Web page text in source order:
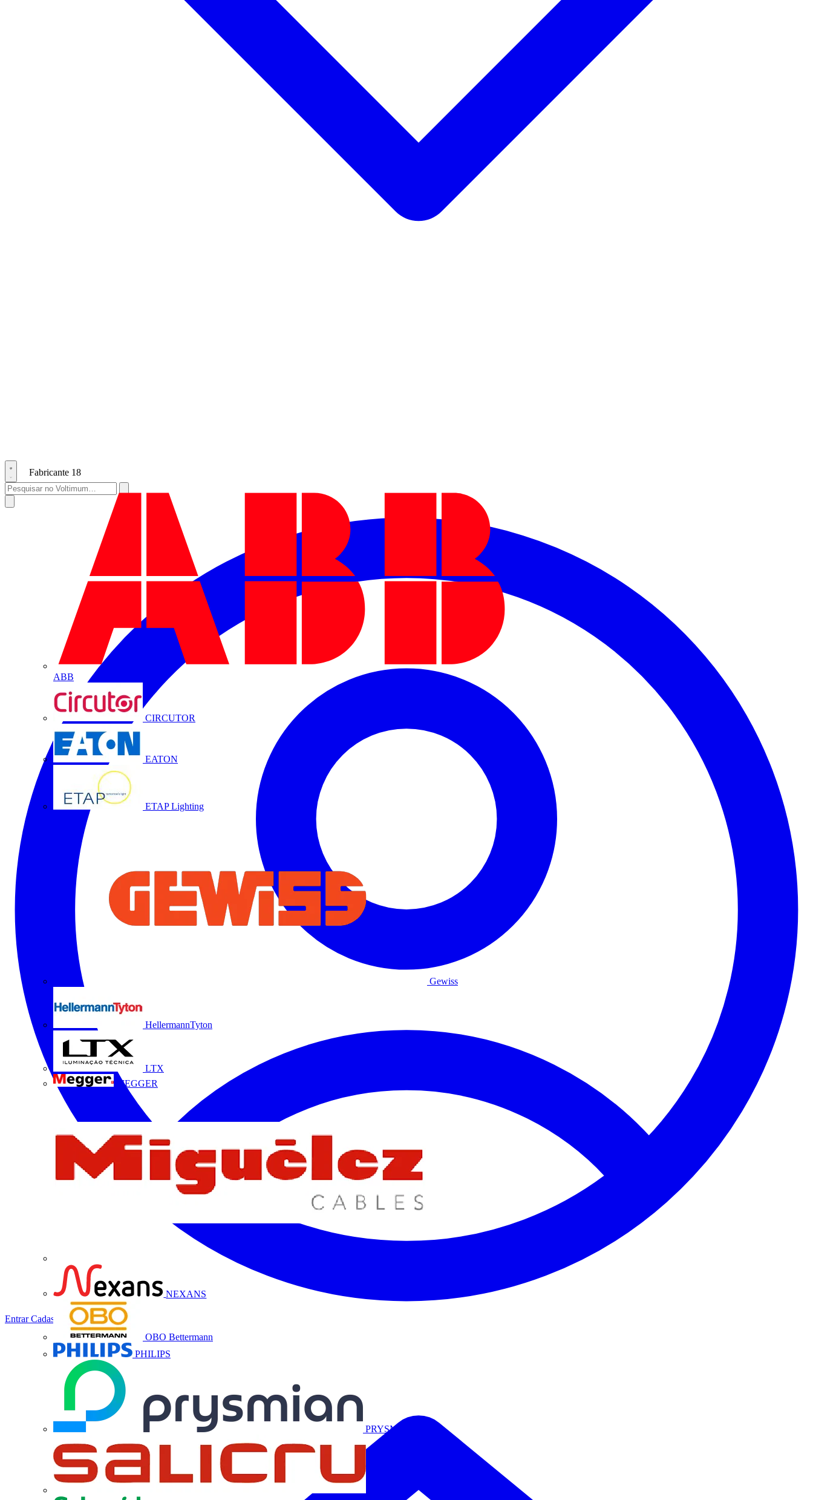
Fabricante 18
ABB
CIRCUTOR
EATON
ETAP Lighting
Gewiss
HellermannTyton
LTX
MEGGER
NEXANS
OBO Bettermann
PHILIPS
PRYSMIAN
EntrarCadastrar